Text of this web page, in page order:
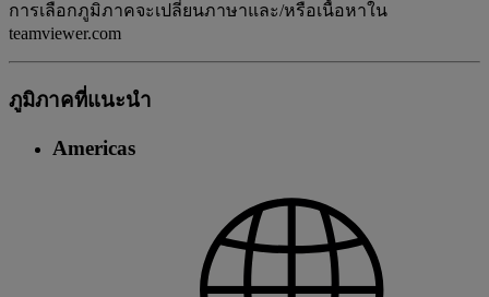
การเลือกภูมิภาคจะเปลี่ยนภาษาและ/หรือเนื้อหาใน
teamviewer.com
ภูมิภาคที่แนะนํา
Americas